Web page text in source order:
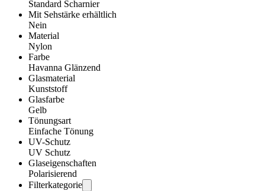
Standard Scharnier
Mit Sehstärke erhältlich
Nein
Material
Nylon
Farbe
Havanna Glänzend
Glasmaterial
Kunststoff
Glasfarbe
Gelb
Tönungsart
Einfache Tönung
UV-Schutz
UV Schutz
Glaseigenschaften
Polarisierend
Filterkategorie